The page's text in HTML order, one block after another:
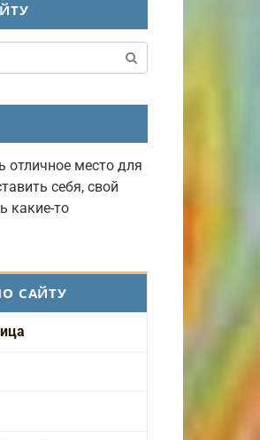
отличное место для
себя, свой
какие-то
САЙТУ